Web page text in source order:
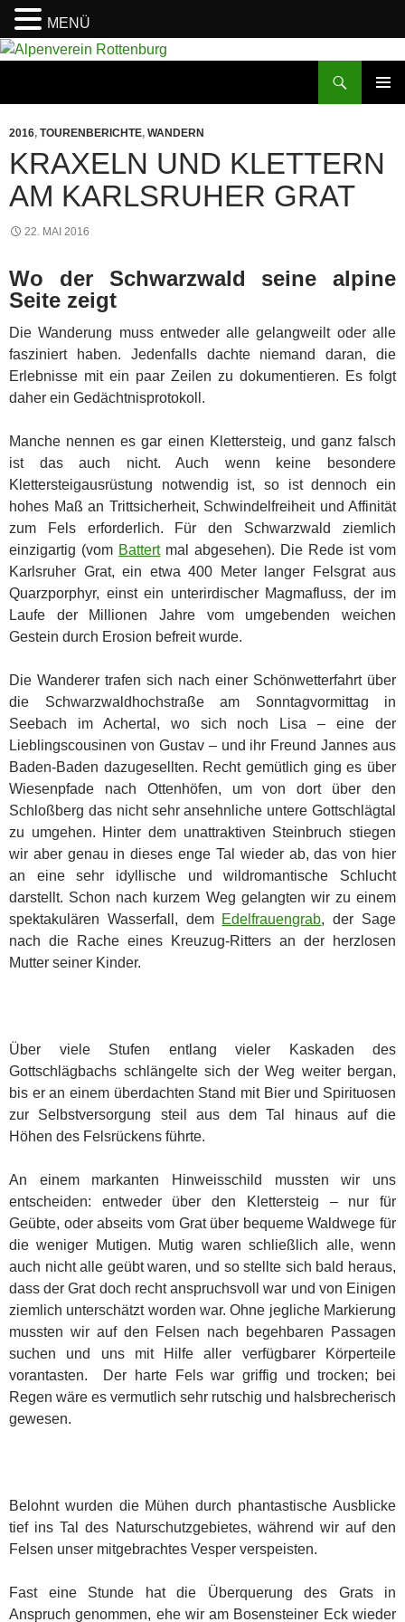
Zum
2016, TOURENBERICHTE, WANDERN
KRAXELN UND KLETTERN
AM KARLSRUHER GRAT
22. MAI 2016
Wo der Schwarzwald seine alpine
Seite zeigt
Die Wanderung muss entweder alle gelangweilt oder alle
fasziniert haben. Jedenfalls dachte niemand daran, die
Erlebnisse mit ein paar Zeilen zu dokumentieren. Es folgt
daher ein Gedächtnisprotokoll.
Manche nennen es gar einen Klettersteig, und ganz falsch
ist das auch nicht. Auch wenn keine besondere
Klettersteigausrüstung notwendig ist, so ist dennoch ein
hohes Maß an Trittsicherheit, Schwindelfreiheit und Affinität
zum Fels erforderlich. Für den Schwarzwald ziemlich
einzigartig (vom Battertmal abgesehen). Die Rede ist vom
Karlsruher Grat, ein etwa 400 Meter langer Felsgrat aus
Quarzporphyr, einst ein unterirdischer Magmafluss, der im
Laufe der Millionen Jahre vom umgebenden weichen
Gestein durch Erosion befreit wurde.
Die Wanderer trafen sich nach einer Schönwetterfahrt über
die Schwarzwaldhochstraße am Sonntagvormittag in
Seebach im Achertal, wo sich noch Lisa – eine der
Lieblingscousinen von Gustav – und ihr Freund Jannes aus
Baden-Baden dazugesellten. Recht gemütlich ging es über
Wiesenpfade nach Ottenhöfen, um von dort über den
Schloßberg das nicht sehr ansehnliche untere Gottschlägtal
zu umgehen. Hinter dem unattraktiven Steinbruch stiegen
wir aber genau in dieses enge Tal wieder ab, das von hier
an eine sehr idyllische und wildromantische Schlucht
darstellt. Schon nach kurzem Weg gelangten wir zu einem
spektakulären Wasserfall, dem Edelfrauengrab, der Sage
nach die Rache eines Kreuzug-Ritters an der herzlosen
Mutter seiner Kinder.
Über viele Stufen entlang vieler Kaskaden des
Gottschlägbachs schlängelte sich der Weg weiter bergan,
bis er an einem überdachten Stand mit Bier und Spirituosen
zur Selbstversorgung steil aus dem Tal hinaus auf die
Höhen des Felsrückens führte.
An einem markanten Hinweisschild mussten wir uns
entscheiden: entweder über den Klettersteig – nur für
Geübte, oder abseits vom Grat über bequeme Waldwege für
die weniger Mutigen. Mutig waren schließlich alle, wenn
auch nicht alle geübt waren, und so stellte sich bald heraus,
dass der Grat doch recht anspruchsvoll war und von Einigen
ziemlich unterschätzt worden war. Ohne jegliche Markierung
mussten wir auf den Felsen nach begehbaren Passagen
suchen und uns mit Hilfe aller verfügbarer Körperteile
vorantasten. Der harte Fels war griffig und trocken; bei
Regen wäre es vermutlich sehr rutschig und halsbrecherisch
gewesen.
Belohnt wurden die Mühen durch phantastische Ausblicke
tief ins Tal des Naturschutzgebietes, während wir auf den
Felsen unser mitgebrachtes Vesper verspeisten.
Fast eine Stunde hat die Überquerung des Grats in
Anspruch genommen, ehe wir am Bosensteiner Eck wieder
MENÜ